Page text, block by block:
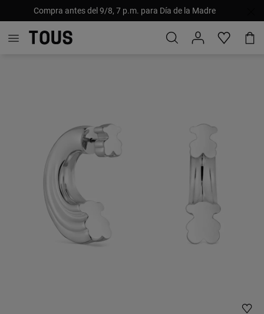
Compra antes del 9/8, 7 p.m. para Día de la Madre